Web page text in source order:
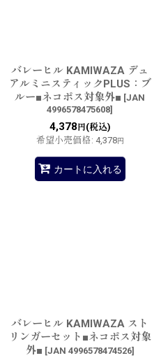
バレーヒル KAMIWAZA デュ
アルミニスティックPLUS：ブ
ルー■ネコポス対象外■ [JAN
4996578475608]
4,378 円(税込)
希望小売価格: 4,378円
カートに入れる
バレーヒル KAMIWAZA スト
リンガーセット■ネコポス対象
外■ [JAN 4996578474526]